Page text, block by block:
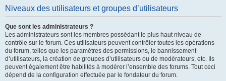
Niveaux des utilisateurs et groupes d’utilisateurs
Que sont les administrateurs ?
Les administrateurs sont les membres possédant le plus haut niveau de
contrôle sur le forum. Ces utilisateurs peuvent contrôler toutes les opérations
du forum, telles que les paramètres des permissions, le bannissement
d’utilisateurs, la création de groupes d’utilisateurs ou de modérateurs, etc. Ils
peuvent également être habilités à modérer l’ensemble des forums. Tout ceci
dépend de la configuration effectuée par le fondateur du forum.